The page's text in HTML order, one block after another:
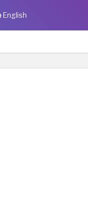
English